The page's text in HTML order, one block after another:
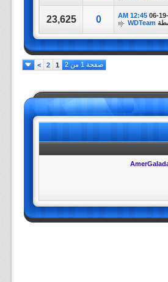
06-
12:45 AM
WDTeam
0
23,625
صفحة 1 من 2 1
2
>